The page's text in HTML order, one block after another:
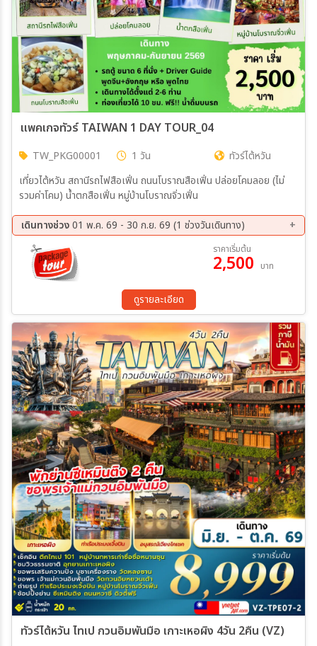
แพคเกจทัวร์ TAIWAN 1 DAY TOUR_04
TW_PKG00001 1 วัน
ทัวร์ไต้หวัน
เที่ยวไต้หวัน สถานีรถไฟสือเฟิ่น ถนนโบราณสือเฟิ่น ปล่อยโคมลอย (ไม่
รวมค่าโคม) น้ำตกสือเฟิ่น หมู่บ้านโบราณจิ่วเฟิ่น
เดินทางช่วง01 พ.ค. 69 - 30 ก.ย. 69 (1 ช่วงวันเดินทาง)
ราคาเริ่มต้น
2,500 บาท
ดูรายละเอียด
ทัวร์ไต้หวัน ไทเป กวนอิมพันมือ เกาะเหอผิง 4วัน 2คืน (VZ)